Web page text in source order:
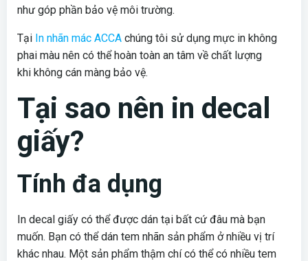
như góp phần bảo vệ môi trường.
Tại In nhãn mác ACCA chúng tôi sử dụng mực in không
phai màu nên có thể hoàn toàn an tâm về chất lượng
khi không cán màng bảo vệ.
Tại sao nên in decal
giấy?
Tính đa dụng
In decal giấy có thể được dán tại bất cứ đâu mà bạn
muốn. Bạn có thể dán tem nhãn sản phẩm ở nhiều vị trí
khác nhau. Một sản phẩm thậm chí có thể có nhiều tem